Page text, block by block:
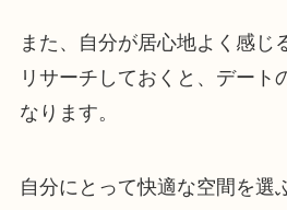
また、自分が居心地よく感じ
リサーチしておくと、デート
なります。
自分にとって快適な空間を選